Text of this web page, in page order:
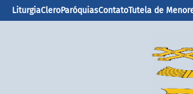
LiturgiaCleroParóquiasContatoTutela de